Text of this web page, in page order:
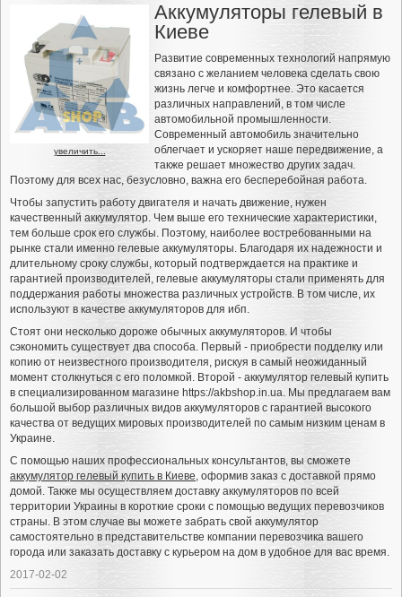
увеличить...
Аккумуляторы гелевый в
Киеве
Развитие современных технологий напрямую
связано с желанием человека сделать свою
жизнь легче и комфортнее. Это касается
различных направлений, в том числе
автомобильной промышленности.
Современный автомобиль значительно
облегчает и ускоряет наше передвижение, а
также решает множество других задач.
Поэтому для всех нас, безусловно, важна его бесперебойная работа.
Чтобы запустить работу двигателя и начать движение, нужен
качественный аккумулятор. Чем выше его технические характеристики,
тем больше срок его службы. Поэтому, наиболее востребованными на
рынке стали именно гелевые аккумуляторы. Благодаря их надежности и
длительному сроку службы, который подтверждается на практике и
гарантией производителей, гелевые аккумуляторы стали применять для
поддержания работы множества различных устройств. В том числе, их
используют в качестве аккумуляторов для ибп.
Стоят они несколько дороже обычных аккумуляторов. И чтобы
сэкономить существует два способа. Первый - приобрести подделку или
копию от неизвестного производителя, рискуя в самый неожиданный
момент столкнуться с его поломкой. Второй - аккумулятор гелевый купить
в специализированном магазине https://akbshop.in.ua. Мы предлагаем вам
большой выбор различных видов аккумуляторов с гарантией высокого
качества от ведущих мировых производителей по самым низким ценам в
Украине.
С помощью наших профессиональных консультантов, вы сможете
аккумулятор гелевый купить в Киеве, оформив заказ с доставкой прямо
домой. Также мы осуществляем доставку аккумуляторов по всей
территории Украины в короткие сроки с помощью ведущих перевозчиков
страны. В этом случае вы можете забрать свой аккумулятор
самостоятельно в представительстве компании перевозчика вашего
города или заказать доставку с курьером на дом в удобное для вас время.
2017-02-02